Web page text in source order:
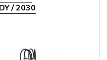
/ 2030